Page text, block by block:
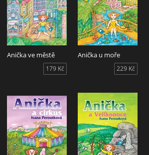
Anička ve městě
179 Kč
Anička u moře
229 Kč